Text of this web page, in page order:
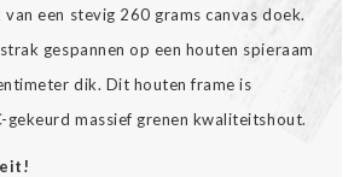
een stevig 260 grams canvas doek.
gespannen op een houten spieraam
dik. Dit houten frame is
gekeurd massief grenen kwaliteitshout.